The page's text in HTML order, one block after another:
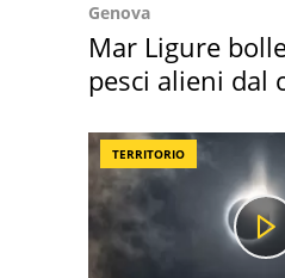
Genova
Mar Ligure
pesci alieni dal
TERRITORIO